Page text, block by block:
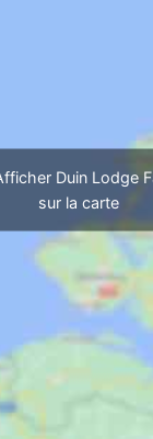
Duin Lodge
sur la carte